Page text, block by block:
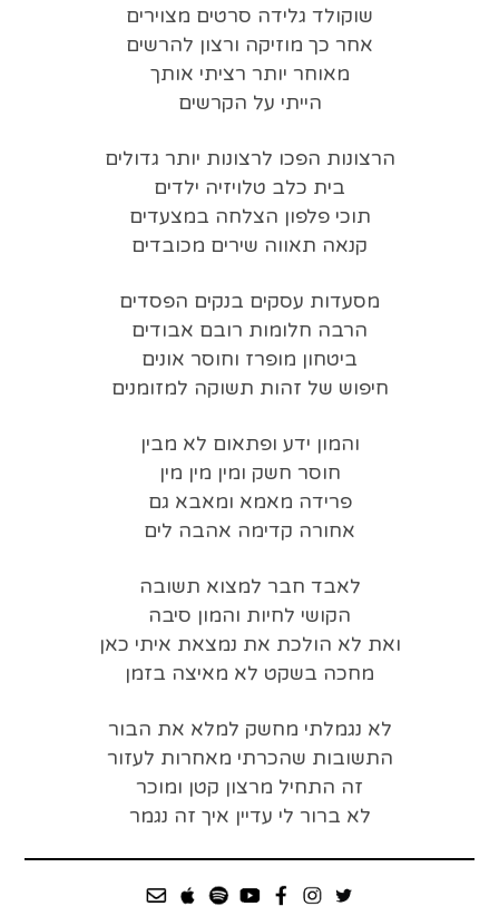
שוקולד גלידה סרטים מצוירים
אחר כך מוזיקה ורצון להרשים
מאוחר יותר רציתי אותך
הייתי על הקרשים
הרצונות הפכו לרצונות יותר גדולים
בית כלב טלויזיה ילדים
תוכי פלפון הצלחה במצעדים
קנאה תאווה שירים מכובדים
מסעדות עסקים בנקים הפסדים
הרבה חלומות רובם אבודים
ביטחון מופרז וחוסר אונים
חיפוש של זהות תשוקה למזומנים
והמון ידע ופתאום לא מבין
חוסר חשק ומין מין מין
פרידה מאמא ומאבא גם
אחורה קדימה אהבה לים
לאבד חבר למצוא תשובה
הקושי לחיות והמון סיבה
ואת לא הולכת את נמצאת איתי כאן
מחכה בשקט לא מאיצה בזמן
לא נגמלתי מחשק למלא את הבור
התשובות שהכרתי מאחרות לעזור
זה התחיל מרצון קטן ומוכר
לא ברור לי עדיין איך זה נגמר